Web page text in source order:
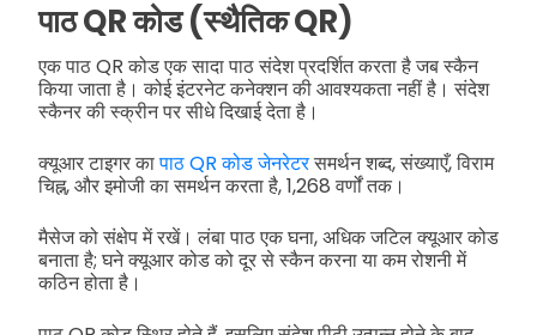
पाठ QR कोड (स्थैतिक QR)
एक पाठ QR कोड एक सादा पाठ संदेश प्रदर्शित करता है जब स्कैन
किया जाता है। कोई इंटरनेट कनेक्शन की आवश्यकता नहीं है। संदेश
स्कैनर की स्क्रीन पर सीधे दिखाई देता है।
क्यूआर टाइगर कापाठ QR कोड जेनरेटरसमर्थन शब्द, संख्याएँ, विराम
चिह्न, और इमोजी का समर्थन करता है, 1,268 वर्णों तक।
मैसेज को संक्षेप में रखें। लंबा पाठ एक घना, अधिक जटिल क्यूआर कोड
बनाता है; घने क्यूआर कोड को दूर से स्कैन करना या कम रोशनी में
कठिन होता है।